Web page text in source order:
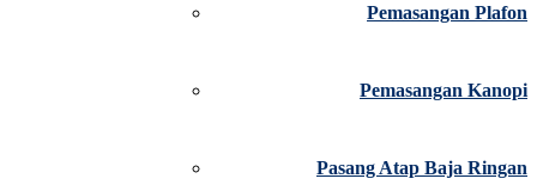
Pemasangan Plafon
Pemasangan Kanopi
Pasang Atap Baja Ringan